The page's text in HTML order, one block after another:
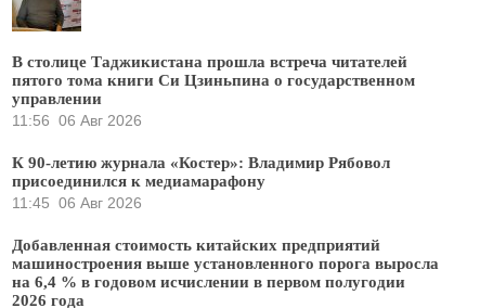
В столице Таджикистана прошла встреча читателей
пятого тома книги Си Цзиньпина о государственном
управлении
11:56 06 Авг 2026
К 90-летию журнала «Костер»: Владимир Рябовол
присоединился к медиамарафону
11:45 06 Авг 2026
Добавленная стоимость китайских предприятий
машиностроения выше установленного порога выросла
на 6,4 % в годовом исчислении в первом полугодии
2026 года